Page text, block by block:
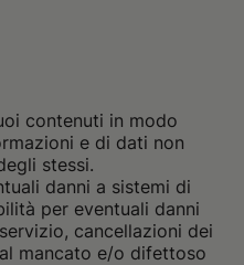
contenuti in modo
e di dati non
stessi.
danni a sistemi di
per eventuali danni
cancellazioni dei
mancato e/o difettoso